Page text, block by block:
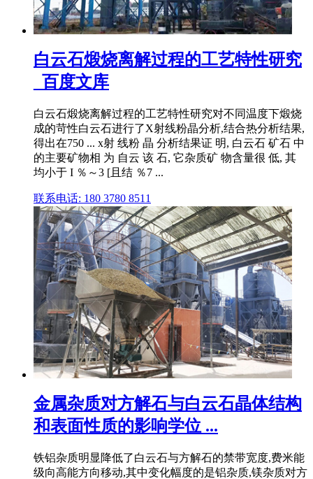
白云石煅烧离解过程的工艺特性研究
_百度文库
白云石煅烧离解过程的工艺特性研究对不同温度下煅烧
成的苛性白云石进行了X射线粉晶分析,结合热分析结果,
得出在750 ... x射 线粉 晶 分析结果证 明, 白云石 矿石 中
的主要矿物相 为 自云 该 石, 它杂质矿 物含量很 低, 其
均小于 I ％～3 [且结 ％7 ...
联系电话: 180 3780 8511
金属杂质对方解石与白云石晶体结构
和表面性质的影响学位 ...
铁铝杂质明显降低了白云石与方解石的禁带宽度,费米能
级向高能方向移动,其中变化幅度的是铝杂质,镁杂质对方